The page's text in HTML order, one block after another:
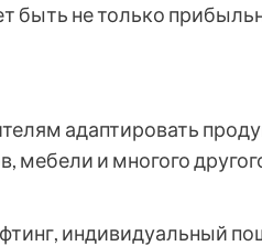
быть не только
адаптировать
мебели и многого
индивидуальный